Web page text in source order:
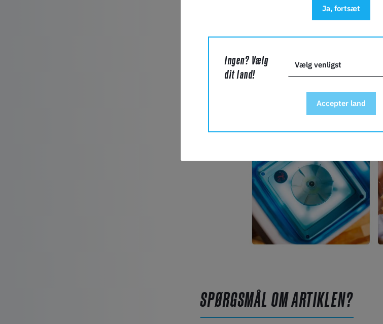
Nøglefunktioner:
Vælg
er. Hvert andet minut skifter rotoren
Tryk forbliver sikkert og under vandet:
opløses, og løfter sig derefter op for
Let at overvåge fremskridt:Med en
fjerne PVA og se, hvornår din del er
SPØRGSMÅL OM ARTIKLEN?
Ja, fortsæt
Ingen? Vælg
dit land!
Accepter land